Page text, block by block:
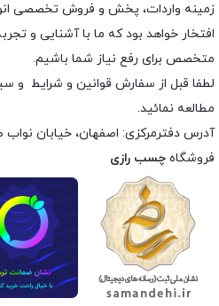
زمینه واردات، پخش و فروش تخصصی
افتخار خواهد بود که ما با آشنایی و
متخصص برای رفع نیاز شما باشیم.
لطفا قبل از سفارش قوانین و شرایط و
مطالعه نمائید.
آدرس دفترمرکزی: اصفهان، خیابان
فروشگاه چسب رازی